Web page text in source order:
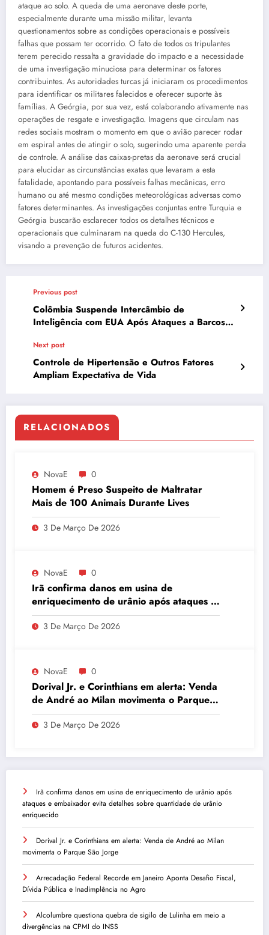
ataque ao solo. A queda de uma aeronave deste porte,
especialmente durante uma missão militar, levanta
questionamentos sobre as condições operacionais e possíveis
falhas que possam ter ocorrido. O fato de todos os tripulantes
terem perecido ressalta a gravidade do impacto e a necessidade
de uma investigação minuciosa para determinar os fatores
contribuintes. As autoridades turcas já iniciaram os procedimentos
para identificar os militares falecidos e oferecer suporte às
famílias. A Geórgia, por sua vez, está colaborando ativamente nas
operações de resgate e investigação. Imagens que circulam nas
redes sociais mostram o momento em que o avião parecer rodar
em espiral antes de atingir o solo, sugerindo uma aparente perda
de controle. A análise das caixas-pretas da aeronave será crucial
para elucidar as circunstâncias exatas que levaram a esta
fatalidade, apontando para possíveis falhas mecânicas, erro
humano ou até mesmo condições meteorológicas adversas como
fatores determinantes. As investigações conjuntas entre Turquia e
Geórgia buscarão esclarecer todos os detalhes técnicos e
operacionais que culminaram na queda do C-130 Hercules,
visando a prevenção de futuros acidentes.
Previous post
Colômbia Suspende Intercâmbio de
Inteligência com EUA Após Ataques a Barcos
Next post
Controle de Hipertensão e Outros Fatores
Ampliam Expectativa de Vida
RELACIONADOS
NovaE 0
Homem é Preso Suspeito de Maltratar
Mais de 100 Animais Durante Lives
3 De Março De 2026
NovaE 0
Irã confirma danos em usina de
enriquecimento de urânio após ataques e
embaixador evita detalhes sobre
quantidade de urânio enriquecido
3 De Março De 2026
NovaE 0
Dorival Jr. e Corinthians em alerta: Venda
de André ao Milan movimenta o Parque
São Jorge
3 De Março De 2026
Irã confirma danos em usina de enriquecimento de urânio após
ataques e embaixador evita detalhes sobre quantidade de urânio
enriquecido
Dorival Jr. e Corinthians em alerta: Venda de André ao Milan
movimenta o Parque São Jorge
Arrecadação Federal Recorde em Janeiro Aponta Desafio Fiscal,
Dívida Pública e Inadimplência no Agro
Alcolumbre questiona quebra de sigilo de Lulinha em meio a
divergências na CPMI do INSS